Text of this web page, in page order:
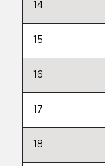
14
15
16
17
18